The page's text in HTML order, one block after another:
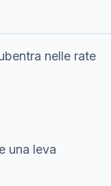
nelle rate
una leva